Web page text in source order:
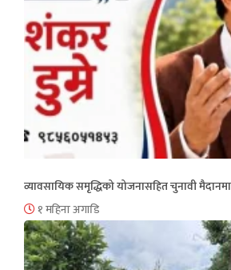
व्यावसायिक समृद्धिको योजनासहित चुनावी
१ महिना अगाडि